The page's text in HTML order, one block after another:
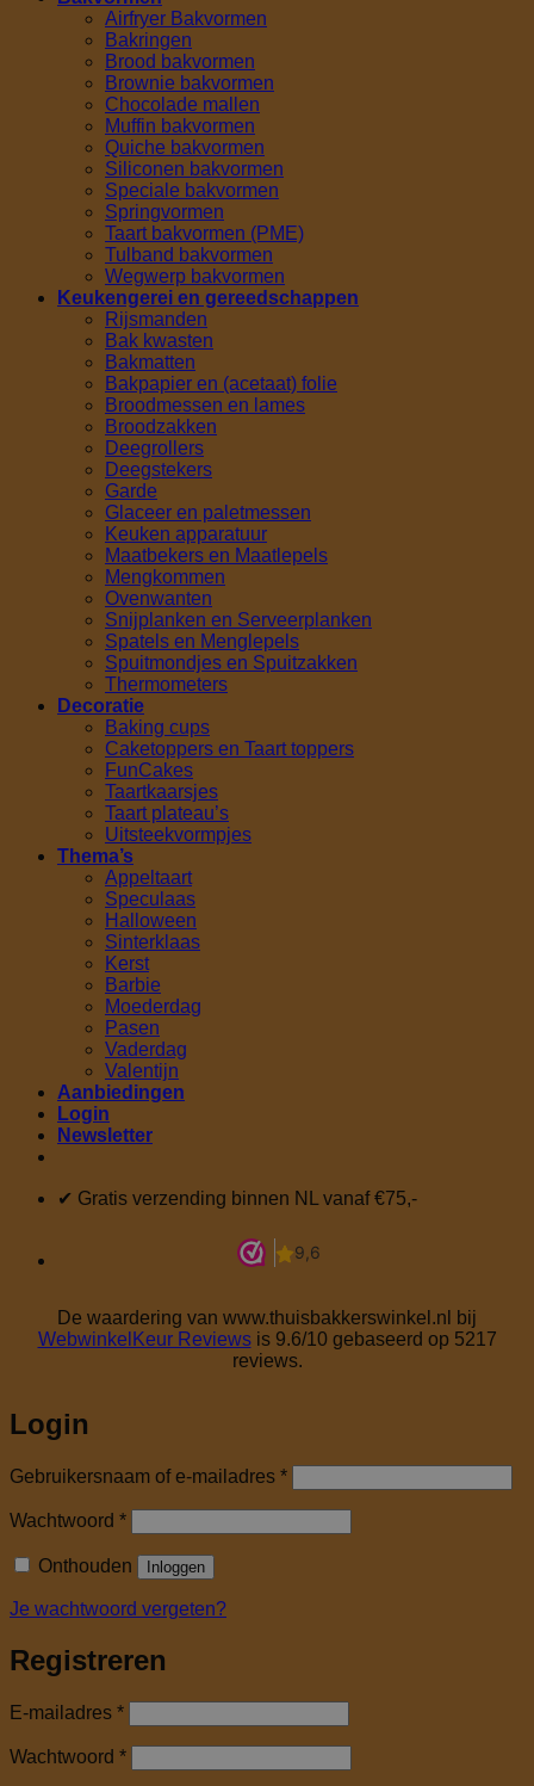
Airfryer Bakvormen
Bakringen
Brood bakvormen
Brownie bakvormen
Chocolade mallen
Muffin bakvormen
Quiche bakvormen
Siliconen bakvormen
Speciale bakvormen
Springvormen
Taart bakvormen (PME)
Tulband bakvormen
Wegwerp bakvormen
Keukengerei en gereedschappen
Rijsmanden
Bak kwasten
Bakmatten
Bakpapier en (acetaat) folie
Broodmessen en lames
Broodzakken
Deegrollers
Deegstekers
Garde
Glaceer en paletmessen
Keuken apparatuur
Maatbekers en Maatlepels
Mengkommen
Ovenwanten
Snijplanken en Serveerplanken
Spatels en Menglepels
Spuitmondjes en Spuitzakken
Thermometers
Decoratie
Baking cups
Caketoppers en Taart toppers
FunCakes
Taartkaarsjes
Taart plateau’s
Uitsteekvormpjes
Thema’s
Appeltaart
Speculaas
Halloween
Sinterklaas
Kerst
Barbie
Moederdag
Pasen
Vaderdag
Valentijn
Aanbiedingen
Login
Newsletter
✔ Gratis verzending binnen NL vanaf €75,-
De waardering van www.thuisbakkerswinkel.nl bij
WebwinkelKeur Reviewsis 9.6/10 gebaseerd op 5217
reviews.
Login
Gebruikersnaam of e-mailadres *Vereist
Wachtwoord *Vereist
Onthouden Inloggen
Je wachtwoord vergeten?
Registreren
E-mailadres *Vereist
Wachtwoord *Vereist